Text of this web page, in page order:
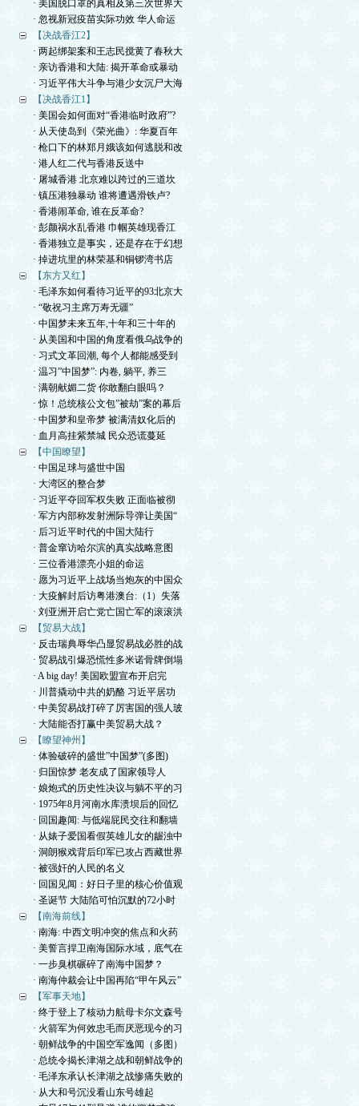
· 美国脱口罩的真相及第三次世界大
· 忽视新冠疫苗实际功效 华人命运
【决战香江2】
· 两起绑架案和王志民搅黄了春秋大
· 亲访香港和大陆: 揭开革命或暴动
· 习近平伟大斗争与港少女沉尸大海
【决战香江1】
· 美国会如何面对“香港临时政府”?
· 从天使岛到《荣光曲》: 华夏百年
· 枪口下的林郑月娥该如何逃脱和改
· 港人红二代与香港反送中
· 屠城香港 北京难以跨过的三道坎
· 镇压港独暴动 谁将遭遇滑铁卢?
· 香港闹革命, 谁在反革命?
· 彭颜祸水乱香港 巾帼英雄现香江
· 香港独立是事实，还是存在于幻想
· 掉进坑里的林荣基和铜锣湾书店
【东方又红】
· 毛泽东如何看待习近平的93北京大
· “敬祝习主席万寿无疆”
· 中国梦未来五年,十年和三十年的
· 从美国和中国的角度看俄乌战争的
· 习式文革回潮, 每个人都能感受到
· 温习”中国梦”: 内卷, 躺平, 养三
· 满朝献媚二货 你敢翻白眼吗？
· 惊！总统核公文包”被劫”案的幕后
· 中国梦和皇帝梦 被满清奴化后的
· 血月高挂紫禁城 民众恐谎蔓延
【中国瞭望】
· 中国足球与盛世中国
· 大湾区的整合梦
· 习近平夺回军权失败 正面临被彻
· 军方内部称发射洲际导弹让美国“
· 后习近平时代的中国大陆行
· 普金窜访哈尔滨的真实战略意图
· 三位香港漂亮小姐的命运
· 愿为习近平上战场当炮灰的中国众
· 大疫解封后访粤港澳台:（1）失落
· 刘亚洲开启亡党亡国亡军的滚滚洪
【贸易大战】
· 反击瑞典辱华凸显贸易战必胜的战
· 贸易战引爆恐慌性多米诺骨牌倒塌
· A big day! 美国欧盟宣布开启完
· 川普撬动中共的奶酪 习近平居功
· 中美贸易战打碎了厉害国的强人玻
· 大陆能否打赢中美贸易大战？
【瞭望神州】
· 体验破碎的盛世”中国梦”(多图)
· 归国惊梦 老友成了国家领导人
· 娘炮式的历史性决议与躺不平的习
· 1975年8月河南水库溃坝后的回忆
· 回国趣闻: 与低端屁民交往和翻墙
· 从婊子爱国看假英雄儿女的龌浊中
· 洞朗猴戏背后印军已攻占西藏世界
· 被强奸的人民的名义
· 回国见闻：好日子里的核心价值观
· 圣诞节 大陆陷可怕沉默的72小时
【南海前线】
· 南海: 中西文明冲突的焦点和火药
· 美誓言捍卫南海国际水域，底气在
· 一步臭棋碾碎了南海中国梦？
· 南海仲裁会让中国再陷“甲午风云”
【军事天地】
· 终于登上了核动力航母卡尔文森号
· 火箭军为何效忠毛而厌恶现今的习
· 朝鲜战争的中国空军逸闻（多图）
· 总统令揭长津湖之战和朝鲜战争的
· 毛泽东承认长津湖之战惨痛失败的
· 从大和号沉没看山东号雄起